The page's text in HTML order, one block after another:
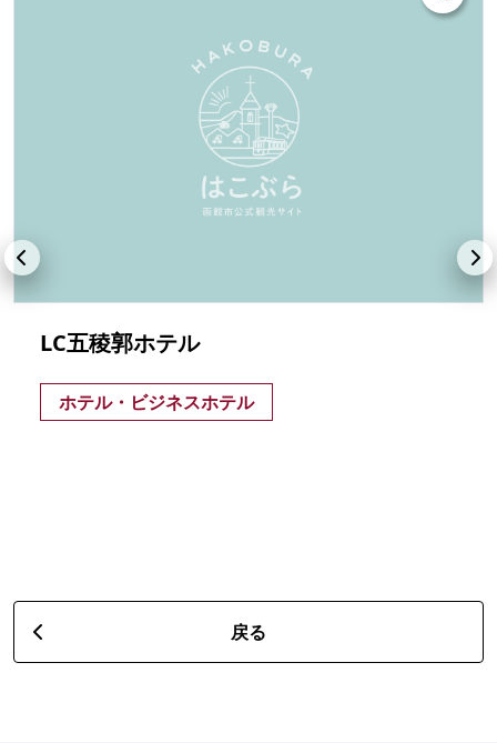
LC五稜郭ホテル
ホテル・ビジネスホテル
戻る